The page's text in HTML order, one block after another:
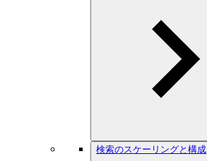
検索のスケーリングと構成